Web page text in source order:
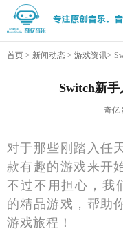
首页 > 新闻动态 > 游戏资讯>
Switch新
奇亿
对于那些刚踏入任
款有趣的游戏来开
不过不用担心，我
的精品游戏，帮助
游戏旅程！